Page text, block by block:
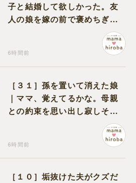
子と結婚して欲しかった。友
人の娘を嫁の前で褒めちぎる
6時間前
［３１］孫を置いて消えた娘
｜ママ、覚えてるかな。母親
との約束を思い出し寂しそう
6時間前
［１０］垢抜けた夫がクズだ